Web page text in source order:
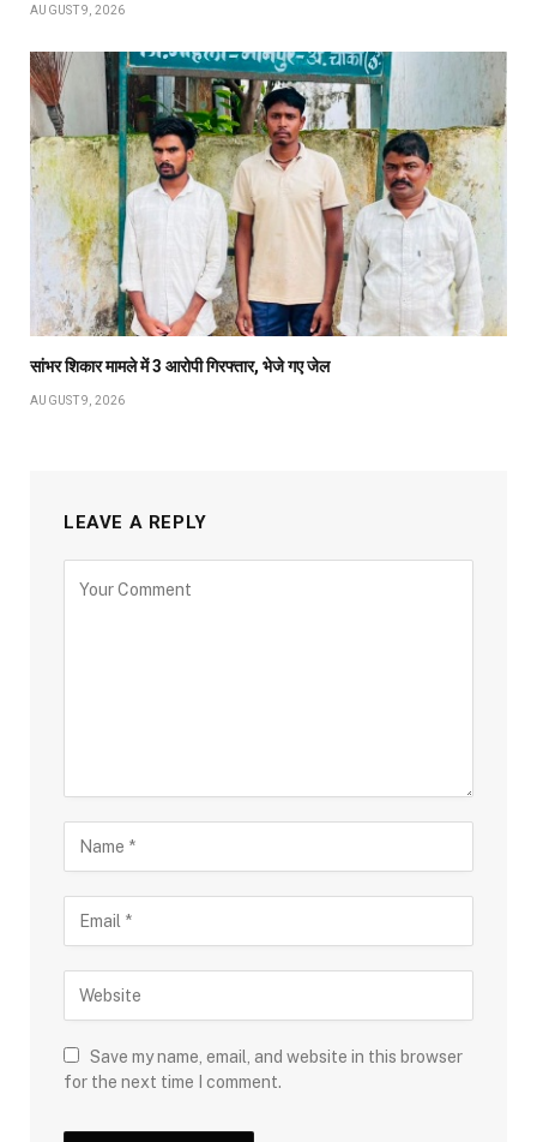
AUGUST 9, 2026
सांभर शिकार मामले में 3 आरोपी गिरफ्तार, भेजे गए जेल
AUGUST 9, 2026
LEAVE A REPLY
Save my name, email, and website in this browser
for the next time I comment.